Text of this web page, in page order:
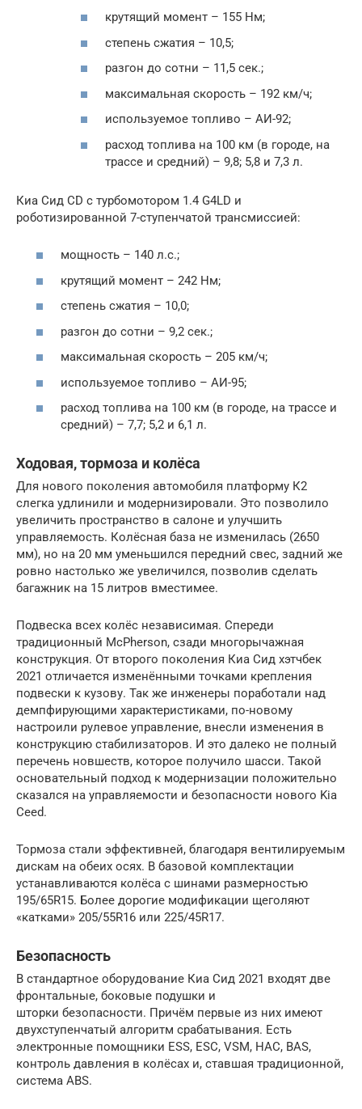
крутящий момент – 155 Нм;
степень сжатия – 10,5;
разгон до сотни – 11,5 сек.;
максимальная скорость – 192 км/ч;
используемое топливо – АИ-92;
расход топлива на 100 км (в городе, на
трассе и средний) – 9,8; 5,8 и 7,3 л.
Киа Сид CD с турбомотором 1.4 G4LD и
роботизированной 7-ступенчатой трансмиссией:
мощность – 140 л.с.;
крутящий момент – 242 Нм;
степень сжатия – 10,0;
разгон до сотни – 9,2 сек.;
максимальная скорость – 205 км/ч;
используемое топливо – АИ-95;
расход топлива на 100 км (в городе, на трассе и
средний) – 7,7; 5,2 и 6,1 л.
Ходовая, тормоза и колёса
Для нового поколения автомобиля платформу К2
слегка удлинили и модернизировали. Это позволило
увеличить пространство в салоне и улучшить
управляемость. Колёсная база не изменилась (2650
мм), но на 20 мм уменьшился передний свес, задний же
ровно настолько же увеличился, позволив сделать
багажник на 15 литров вместимее.
Подвеска всех колёс независимая. Спереди
традиционный McPherson, сзади многорычажная
конструкция. От второго поколения Киа Сид хэтчбек
2021 отличается изменёнными точками крепления
подвески к кузову. Так же инженеры поработали над
демпфирующими характеристиками, по-новому
настроили рулевое управление, внесли изменения в
конструкцию стабилизаторов. И это далеко не полный
перечень новшеств, которое получило шасси. Такой
основательный подход к модернизации положительно
сказался на управляемости и безопасности нового Kia
Ceed.
Тормоза стали эффективней, благодаря вентилируемым
дискам на обеих осях. В базовой комплектации
устанавливаются колёса с шинами размерностью
195/65R15. Более дорогие модификации щеголяют
«катками» 205/55R16 или 225/45R17.
Безопасность
В стандартное оборудование Киа Сид 2021 входят две
фронтальные, боковые подушки и
шторки безопасности. Причём первые из них имеют
двухступенчатый алгоритм срабатывания. Есть
электронные помощники ESS, ESC, VSM, HAC, BAS,
контроль давления в колёсах и, ставшая традиционной,
система ABS.